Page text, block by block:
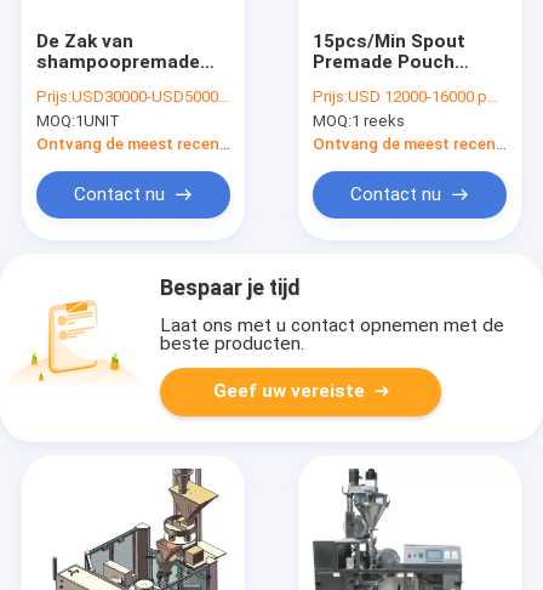
De Zak van
shampoopremade
Prijs:USD30000-USD50000 per unit
MOQ:1UNIT
Ontvang de meest recente Prijs
Contact nu
15pcs/Min Spout
Premade Pouch
Machinevloeistof die
300mm Zaklengte
verpakken
Prijs:USD 12000-16000 per set
MOQ:1 reeks
Ontvang de meest recente Prijs
Contact nu
Bespaar je tijd
Laat ons met u contact opnemen met de
beste producten.
Geef uw vereiste